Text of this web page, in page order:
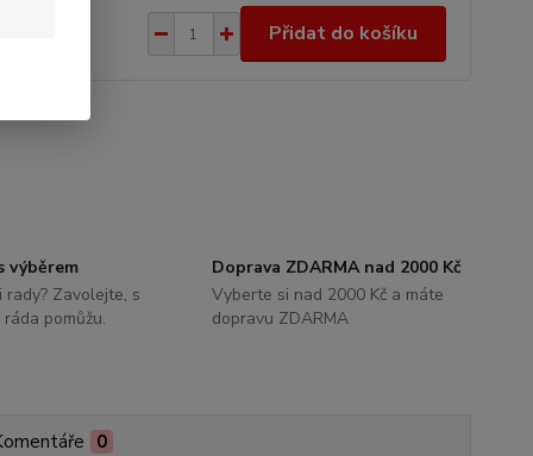
Přidat do košíku
výběrem
rady? Zavolejte, s
pomůžu.
Doprava ZDARMA nad 2000 Kč
Vyberte si nad 2000 Kč a máte
dopravu ZDARMA
0